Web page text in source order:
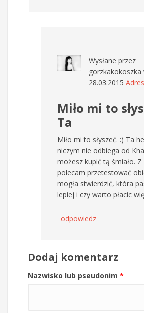
Wysłane przez
gorzkakokoszka
28.03.2015 Adres
Miło mi to
Ta
Miło mi to słyszeć. :) Ta
niczym nie odbiega od
możesz kupić tą śmiało. Z
polecam przetestować
mogła stwierdzić, która
lepiej i czy warto płacic
odpowiedz
Dodaj komentarz
Nazwisko lub pseudonim *